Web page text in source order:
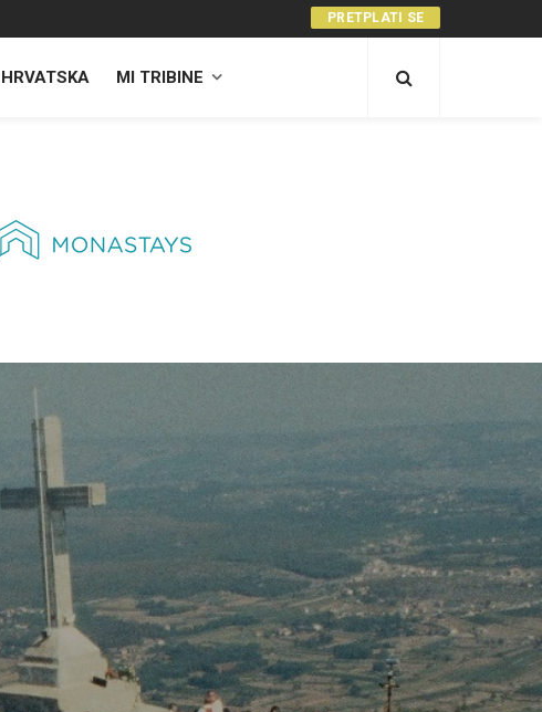
PRETPLATI SE
MI TRIBINE